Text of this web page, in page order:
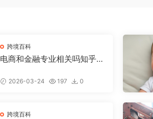
跨境百科
电商和金融专业相关吗知乎，
2026-03-24 197 0
跨境百科